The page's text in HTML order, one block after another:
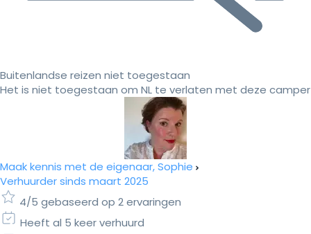
Buitenlandse reizen niet toegestaan
Het is niet toegestaan om NL te verlaten met deze camper
Maak kennis met de eigenaar, Sophie
Verhuurder sinds maart 2025
4/5 gebaseerd op 2 ervaringen
Heeft al 5 keer verhuurd